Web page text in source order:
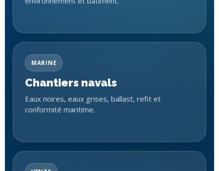
MARINE
Chantiers navals
Eaux noires, eaux grises, ballast, refit et
conformité maritime.